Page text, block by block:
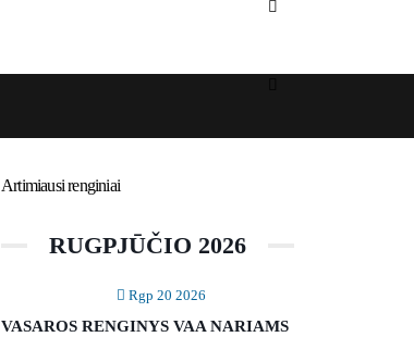
Artimiausi renginiai
RUGPJŪČIO 2026
Rgp 20 2026
VASAROS RENGINYS VAA NARIAMS